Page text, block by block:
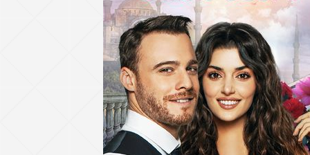
62 серия
63 серия
66 серия
67 серия
70 серия
71 серия
74 серия
75 серия